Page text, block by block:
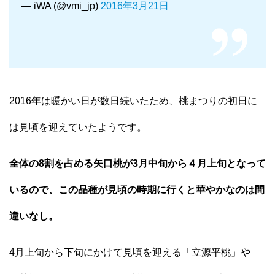
— iWA (@vmi_jp) 2016年3月21日
2016年は暖かい日が数日続いたため、桃まつりの初日に
は見頃を迎えていたようです。
全体の8割を占める矢口桃が3月中旬から４月上旬となって
いるので、この品種が見頃の時期に行くと華やかなのは間
違いなし。
4月上旬から下旬にかけて見頃を迎える「立源平桃」や